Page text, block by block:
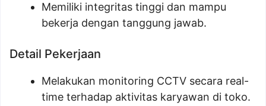
Memiliki integritas tinggi dan mampu
bekerja dengan tanggung jawab.
Detail Pekerjaan
Melakukan monitoring CCTV secara real-
time terhadap aktivitas karyawan di toko.